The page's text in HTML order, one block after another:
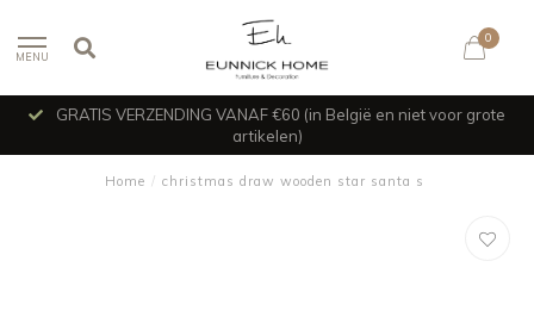
MENU
0
GRATIS VERZENDING VANAF €60 (in België en niet voor grote
artikelen)
Home / christmas draw wooden star santa s